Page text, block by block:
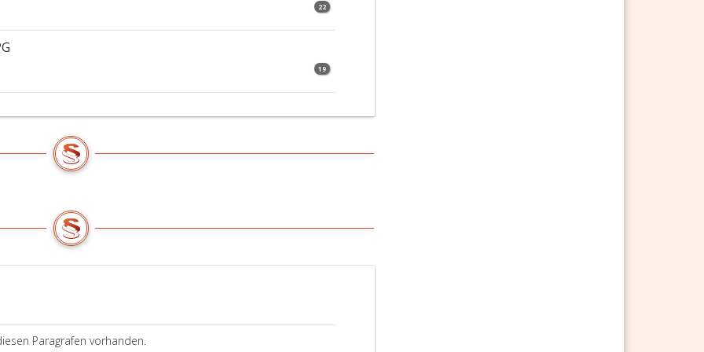
22
19
Paragrafen vorhanden.